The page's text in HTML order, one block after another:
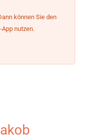
können Sie den
App nutzen.